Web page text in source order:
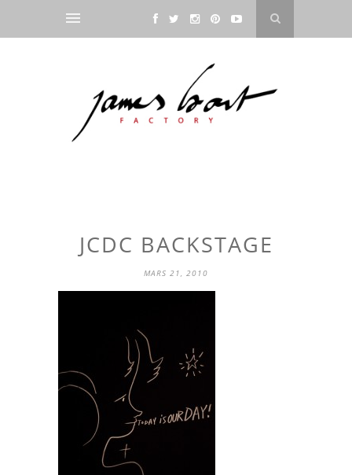
JCDC BACKSTAGE
MARS 21, 2010